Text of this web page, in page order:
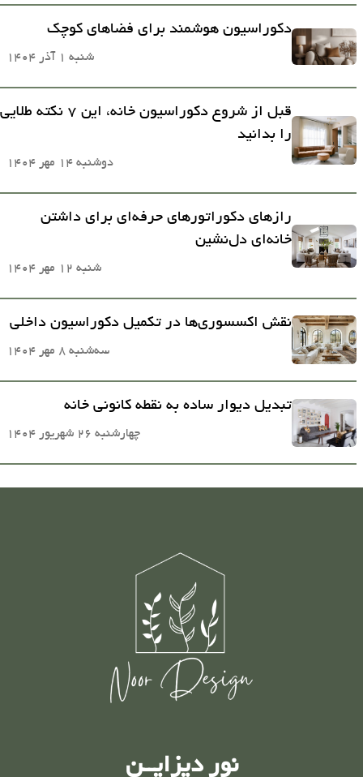
دکوراسیون هوشمند برای فضاهای کوچک
شنبه 1 آذر 1404
قبل از شروع دکوراسیون خانه، این ۷ نکته طلایی
را بدانید
دوشنبه 14 مهر 1404
رازهای دکوراتورهای حرفه‌ای برای داشتن
خانه‌ای دل‌نشین
شنبه 12 مهر 1404
نقش اکسسوری‌ها در تکمیل دکوراسیون داخلی
سه‌شنبه 8 مهر 1404
تبدیل دیوار ساده به نقطه کانونی خانه
چهارشنبه 26 شهریور 1404
نور دیزایــن